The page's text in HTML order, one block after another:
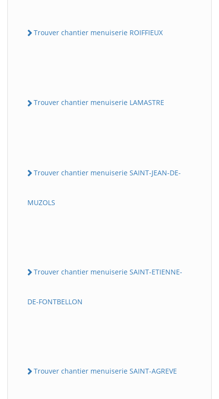
Trouver chantier menuiserie ROIFFIEUX
Trouver chantier menuiserie LAMASTRE
Trouver chantier menuiserie SAINT-JEAN-DE-
MUZOLS
Trouver chantier menuiserie SAINT-ETIENNE-
DE-FONTBELLON
Trouver chantier menuiserie SAINT-AGREVE